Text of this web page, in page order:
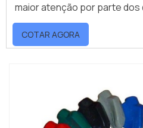
maior atenção por parte dos
COTAR AGORA